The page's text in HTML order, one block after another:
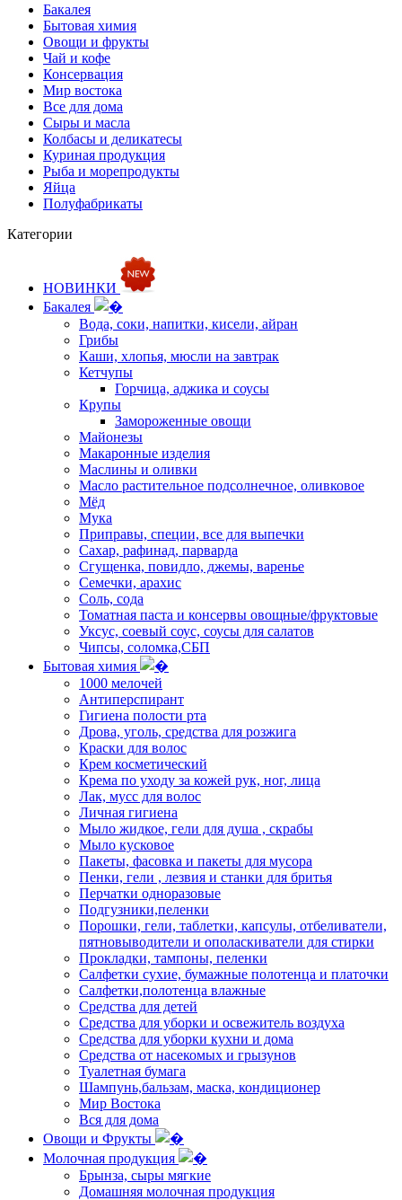
Бакалея
Бытовая химия
Овощи и фрукты
Чай и кофе
Консервация
Мир востока
Все для дома
Сыры и масла
Колбасы и деликатесы
Куриная продукция
Рыба и морепродукты
Яйца
Полуфабрикаты
Категории
НОВИНКИ
Бакалея
Вода, соки, напитки, кисели, айран
Грибы
Каши, хлопья, мюсли на завтрак
Кетчупы
Горчица, аджика и соусы
Крупы
Замороженные овощи
Майонезы
Макаронные изделия
Маслины и оливки
Масло растительное подсолнечное, оливковое
Мёд
Мука
Приправы, специи, все для выпечки
Сахар, рафинад, парварда
Сгущенка, повидло, джемы, варенье
Семечки, арахис
Соль, сода
Томатная паста и консервы овощные/фруктовые
Уксус, соевый соус, соусы для салатов
Чипсы, соломка,СБП
Бытовая химия
1000 мелочей
Антиперспирант
Гигиена полости рта
Дрова, уголь, средства для розжига
Краски для волос
Крем косметический
Крема по уходу за кожей рук, ног, лица
Лак, мусс для волос
Личная гигиена
Мыло жидкое, гели для душа , скрабы
Мыло кусковое
Пакеты, фасовка и пакеты для мусора
Пенки, гели , лезвия и станки для бритья
Перчатки одноразовые
Подгузники,пеленки
Порошки, гели, таблетки, капсулы, отбеливатели,
пятновыводители и ополаскиватели для стирки
Прокладки, тампоны, пеленки
Салфетки сухие, бумажные полотенца и платочки
Салфетки,полотенца влажные
Средства для детей
Средства для уборки и освежитель воздуха
Средства для уборки кухни и дома
Средства от насекомых и грызунов
Туалетная бумага
Шампунь,бальзам, маска, кондиционер
Мир Востока
Вся для дома
Овощи и Фрукты
Молочная продукция
Брынза, сыры мягкие
Домашняя молочная продукция